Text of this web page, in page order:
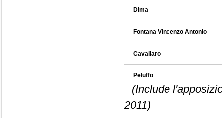
Dima
Fontana Vincenzo Antonio
Cavallaro
Peluffo
(Include
2011)